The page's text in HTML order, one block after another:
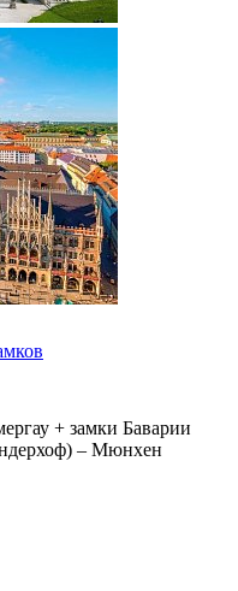
+ замки Баварии
– Мюнхен